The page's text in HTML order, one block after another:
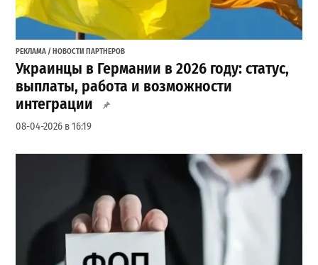
РЕКЛАМА / НОВОСТИ ПАРТНЕРОВ
Украинцы в Германии в 2026 году: статус,
выплаты, работа и возможности
интеграции
08-04-2026 в 16:19